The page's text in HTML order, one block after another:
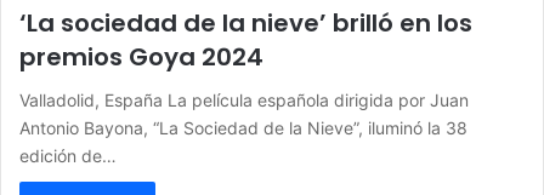
‘La sociedad de la nieve’ brilló en los
premios Goya 2024
Valladolid, España La película española dirigida por Juan
Antonio Bayona, “La Sociedad de la Nieve”, iluminó la 38
edición de…